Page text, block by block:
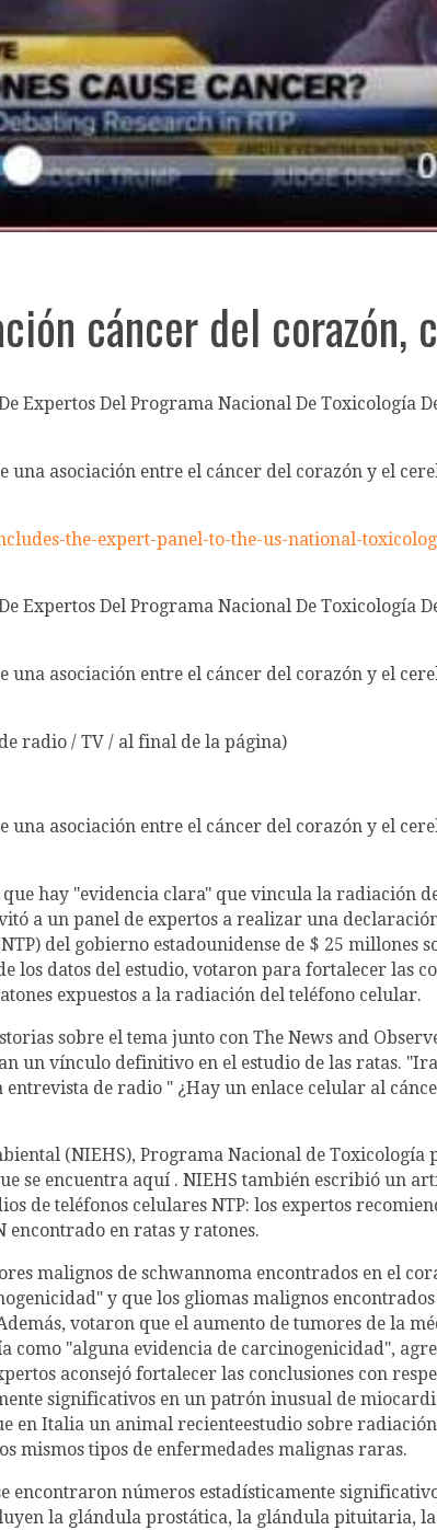
cáncer del corazón,
Expertos Del Programa Nacional De Toxicología
asociación entre el cáncer del corazón y el
the-expert-panel-to-the-us-national-
Expertos Del Programa Nacional De Toxicología
asociación entre el cáncer del corazón y el
radio / TV / al final de la página)
asociación entre el cáncer del corazón y el
hay "evidencia clara" que vincula la radiación
a un panel de expertos a realizar una
del gobierno estadounidense de $ 25 millones
los datos del estudio, votaron para fortalecer las
expuestos a la radiación del teléfono celular.
sobre el tema junto con The News and
un vínculo definitivo en el estudio de las ratas.
de radio " ¿Hay un enlace celular al
(NIEHS), Programa Nacional de
se encuentra aquí . NIEHS también escribió un
de teléfonos celulares NTP: los expertos
encontrado en ratas y ratones.
malignos de schwannoma encontrados en el
y que los gliomas malignos
votaron que el aumento de tumores de la
como "alguna evidencia de carcinogenicidad",
aconsejó fortalecer las conclusiones con
significativos en un patrón inusual de
en Italia un animal recienteestudio sobre
mismos tipos de enfermedades malignas raras.
encontraron números estadísticamente
la glándula prostática, la glándula pituitaria,